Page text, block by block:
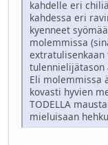
kahdelle eri
kahdessa eri
kyenneet
molemmissa
tulennielijätason
Eli molemmissa
kovasti hyvien
TODELLA
mieluisaan